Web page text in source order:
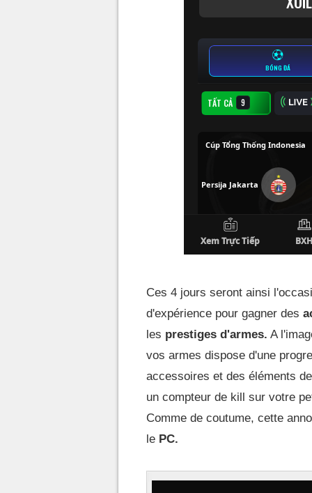
Ces 4 jours seront ainsi
d'expérience pour gagner des
les prestiges d'armes. A
vos armes dispose d'une
accessoires et des éléments
un compteur de kill sur votre
Comme de coutume, cette
le PC.